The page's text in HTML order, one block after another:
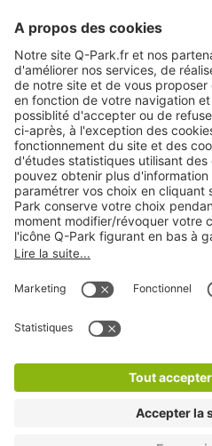
Nos
Déclaration de
* Réduction appliquée